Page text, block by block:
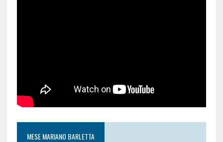
MESE MARIANO BARLETTA